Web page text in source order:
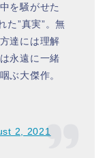
を騒がせた
た”真実”。無
達には理解
永遠に一緒
ぶ大傑作。
2, 2021